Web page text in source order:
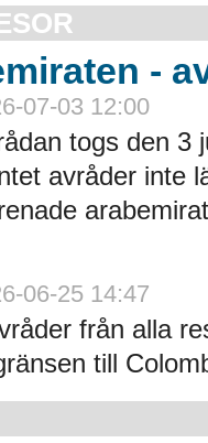
-
07-03 12:00
togs den 3
avråder inte
06-25 14:47
från alla
till